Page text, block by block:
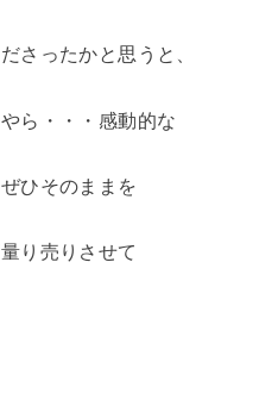
さったかと思うと、
ら・・・感動的な
ひそのままを
り売りさせて